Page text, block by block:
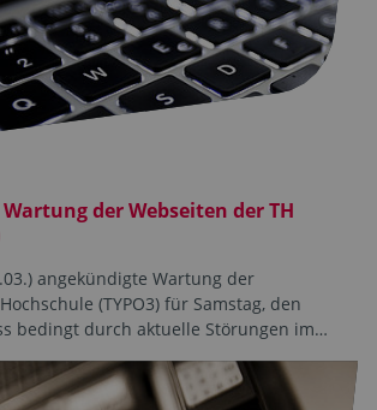
der Webseiten der TH
angekündigte Wartung der
(TYPO3) für Samstag, den
bedingt durch aktuelle Störungen im…